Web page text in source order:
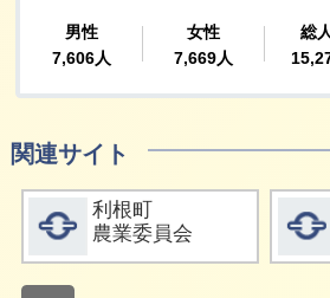
関連サイト
詳細をみる
利根町
農業委員会